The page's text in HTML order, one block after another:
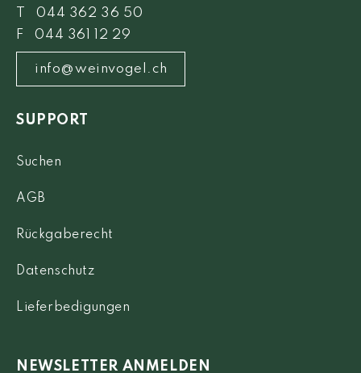
T 044 362 36 50
F 044 361 12 29
info@weinvogel.ch
SUPPORT
Suchen
AGB
Rückgaberecht
Datenschutz
Lieferbedigungen
NEWSLETTER ANMELDEN